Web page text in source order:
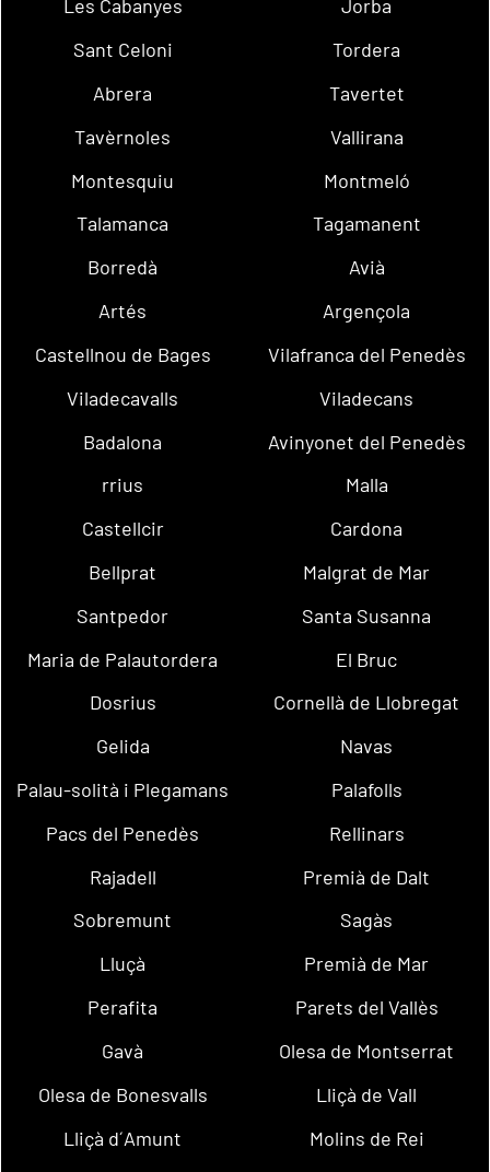
Les Cabanyes
Jorba
Sant Celoni
Tordera
Abrera
Tavertet
Tavèrnoles
Vallirana
Montesquiu
Montmeló
Talamanca
Tagamanent
Borredà
Avià
Artés
Argençola
Castellnou de Bages
Vilafranca del Penedès
Viladecavalls
Viladecans
Badalona
Avinyonet del Penedès
rrius
Malla
Castellcir
Cardona
Bellprat
Malgrat de Mar
Santpedor
Santa Susanna
Maria de Palautordera
El Bruc
Dosrius
Cornellà de Llobregat
Gelida
Navas
Palau-solità i Plegamans
Palafolls
Pacs del Penedès
Rellinars
Rajadell
Premià de Dalt
Sobremunt
Sagàs
Lluçà
Premià de Mar
Perafita
Parets del Vallès
Gavà
Olesa de Montserrat
Olesa de Bonesvalls
Lliçà de Vall
Lliçà d´Amunt
Molins de Rei